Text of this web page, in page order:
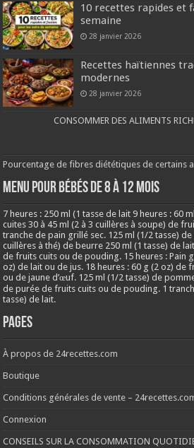
10 recettes rapides et
semaine
28 janvier 2026
Recettes haïtiennes
modernes
28 janvier 2026
CONSOMMER DES ALIMENTS
Pourcentage de fibres diététiques de certains
MENU POUR BÉBÉS DE 8 à 12 MOIS
7 heures : 250 ml (1 tasse de lait 9 heures : 60
cuites 30 à 45 ml (2 à 3 cuillères à soupe) de
tranche de pain grillé sec. 125 ml (1/2 tasse)
cuillères à thé) de beurre 250 ml (1 tasse) de
de fruits cuits ou de pouding. 15 heures : Pain
oz) de lait ou de jus. 18 heures : 60 g (2 oz) de
ou de jaune d’œuf. 125 ml (1/2 tasse) de
de purée de fruits cuits ou de pouding. 1
tasse) de lait.
Pages
À propos de 24recettes.com
Boutique
Conditions générales de vente –
Connexion
CONSEILS SUR LA CONSOMMATION